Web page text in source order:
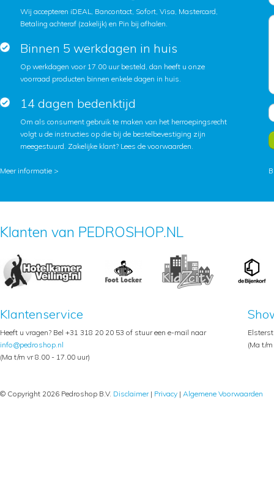
Wij accepteren iDEAL, Bancontact, Sofort, Visa, Mastercard,
Betaling achteraf (zakelijk) en Pin bij afhalen.
Binnen 5 werkdagen in huis
Op werkdagen voor 17.00 uur besteld, dan heeft u onze
voorraad producten binnen enkele dagen in huis.
14 dagen bedenktijd
Om als consument gebruik te maken van het herroepingsrecht
volgt u de instructies op die bij de bestelbevestiging zijn
meegestuurd. Zakelijke klant? Lees de voorwaarden.
Meer informatie >
Klanten van PEDROSHOP.NL
Klantenservice
Heeft u vragen? Bel +31 318 20 20 53 of stuur een e-mail naar
info@pedroshop.nl
(Ma t/m vr 8.00 - 17.00 uur)
(Ma t/
© Copyright 2026 Pedroshop B.V. Disclaimer| Privacy | Algemene Voorwaarden